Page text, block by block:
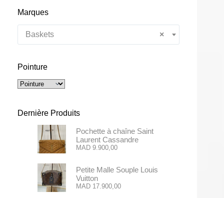
Marques
×
Baskets
Pointure
Dernière Produits
Pochette à chaîne Saint
Laurent Cassandre
MAD9.900,00
Petite Malle Souple Louis
Vuitton
MAD17.900,00